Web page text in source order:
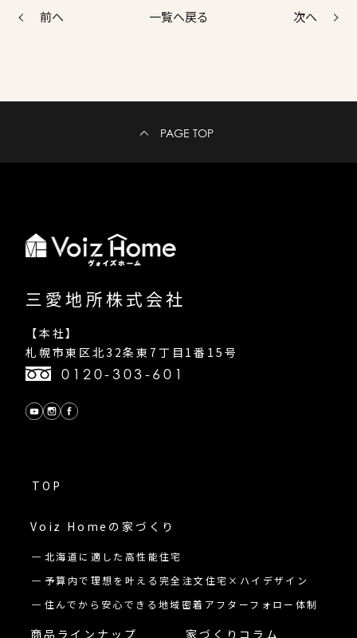
前へ 一覧へ戻る 次へ
PAGE TOP
三愛地所株式会社
【本社】
札幌市東区北32条東7丁目1番15号
0120-303-601
TOP
Voiz Homeの 家づくり
北海道に適した高性能住宅
予算内で理想を叶える完全注文住宅×ハイデザイン
住んでから安心できる地域密着アフターフォロー体制
商品ラインナップ 家づくりコラム